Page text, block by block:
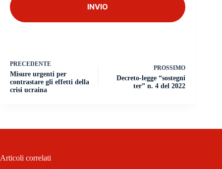
PRECEDENTE
Misure urgenti per
contrastare gli effetti della
crisi ucraina
PROSSIMO
Decreto-legge “sostegni
ter” n. 4 del 2022
Articoli correlati